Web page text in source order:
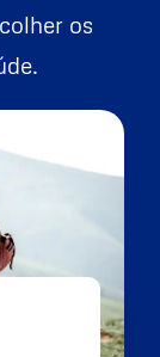
os